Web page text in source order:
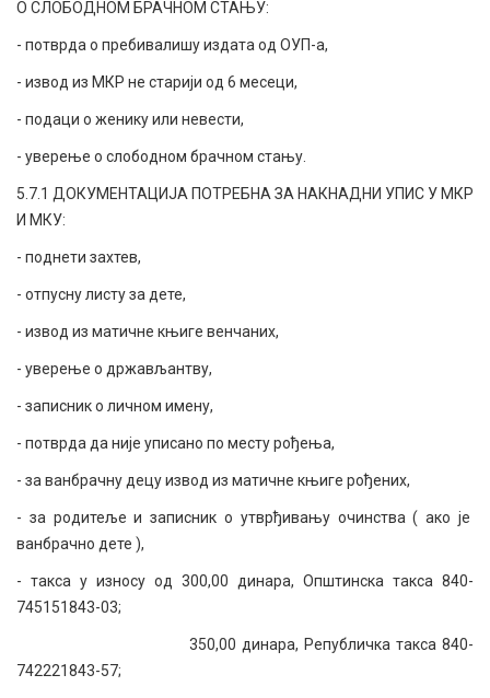
О СЛОБОДНОМ БРАЧНОМ СТАЊУ:
- потврда о пребивалишу издата од ОУП-а,
- извод из МКР не старији од 6 месеци,
- подаци о женику или невести,
- уверење о слободном брачном стању.
5.7.1 ДОКУМЕНТАЦИЈА ПОТРЕБНА ЗА НАКНАДНИ УПИС У МКР
И МКУ:
- поднети захтев,
- отпусну листу за дете,
- извод из матичне књиге венчаних,
- уверење о држављантву,
- записник о личном имену,
- потврда да није уписано по месту рођења,
- за ванбрачну децу извод из матичне књиге рођених,
- за родитеље и записник о утврђивању очинства ( ако је
ванбрачно дете ),
- такса у износу од 300,00 динара, Општинска такса 840-
745151843-03;
350,00 динара, Републичка такса 840-
742221843-57;